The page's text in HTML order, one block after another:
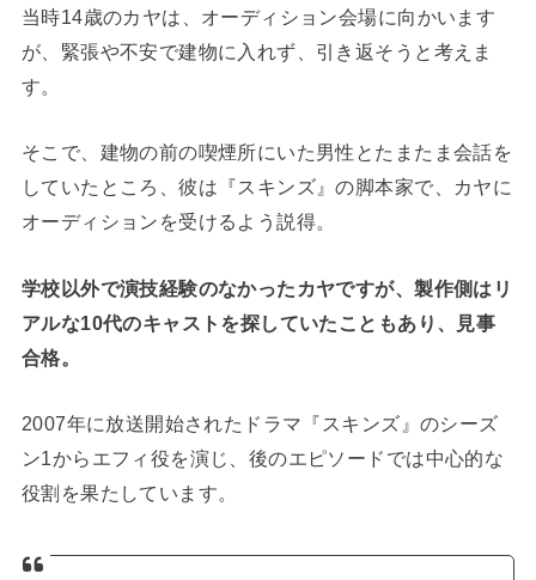
当時14歳のカヤは、オーディション会場に向かいます
が、緊張や不安で建物に入れず、引き返そうと考えま
す。
そこで、建物の前の喫煙所にいた男性とたまたま会話を
していたところ、彼は『スキンズ』の脚本家で、カヤに
オーディションを受けるよう説得。
学校以外で演技経験のなかったカヤですが、製作側はリ
アルな10代のキャストを探していたこともあり、見事
合格。
2007年に放送開始されたドラマ『スキンズ』のシーズ
ン1からエフィ役を演じ、後のエピソードでは中心的な
役割を果たしています。